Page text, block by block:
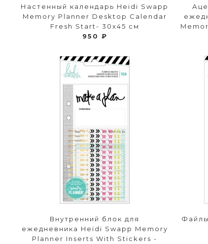
Настенный календарь Heidi Swapp
Memory Planner Desktop Calendar
Fresh Start- 30х45 см
950 ₽
Внутренний блок для
ежедневника Heidi Swapp Memory
Planner Inserts With Stickers -